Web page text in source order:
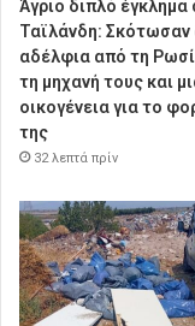
Άγριο διπλό έγκλημα
Ταϊλάνδη: Σκότωσαν
αδέλφια από τη
τη μηχανή τους και
οικογένεια για το
της
32 λεπτά πρίν